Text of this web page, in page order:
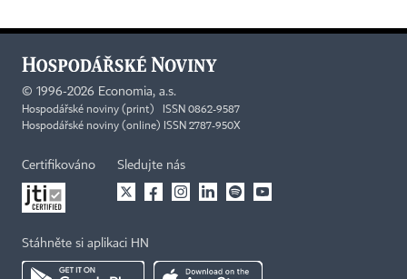
© 1996-2026 Economia, a.s.
Hospodářské noviny (print) ISSN 0862-9587
Hospodářské noviny (online) ISSN 2787-950X
Certifikováno Sledujte nás
Stáhněte si aplikaci HN